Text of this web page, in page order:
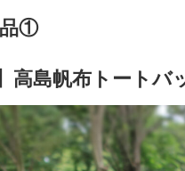
品①
高島帆布トートバ